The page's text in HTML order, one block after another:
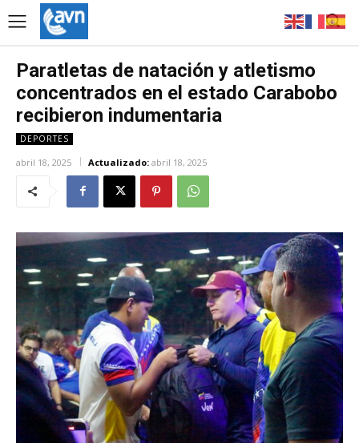
Paratletas de natación y atletismo
concentrados en el estado Carabobo
recibieron indumentaria
DEPORTES
abril 18, 2025 Actualizado: abril 18, 2025